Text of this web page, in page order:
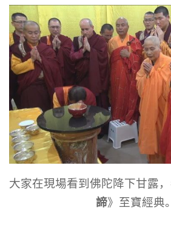
大家在現場看到佛陀降下甘露
諦》至寶經典。